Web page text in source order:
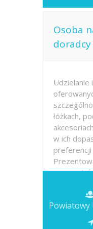
Osoba
Udzielanie
łóżkach,
w ich
preferencji
oraz
Powiatowy